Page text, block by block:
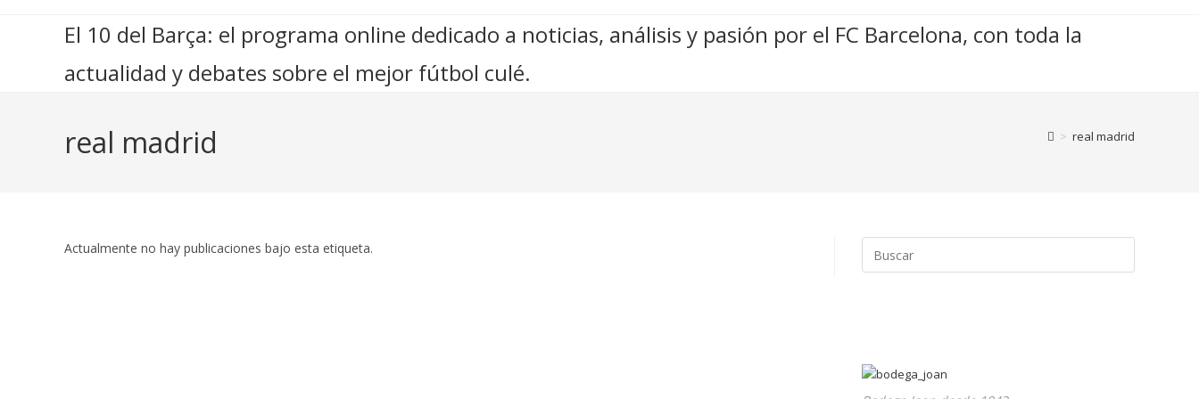
El 10 del Barça: el programa online dedicado a noticias, análisis y pasión por el FC Barcelona, con toda la
actualidad y debates sobre el mejor fútbol culé.
real madrid > real madrid
Actualmente no hay publicaciones bajo esta etiqueta.